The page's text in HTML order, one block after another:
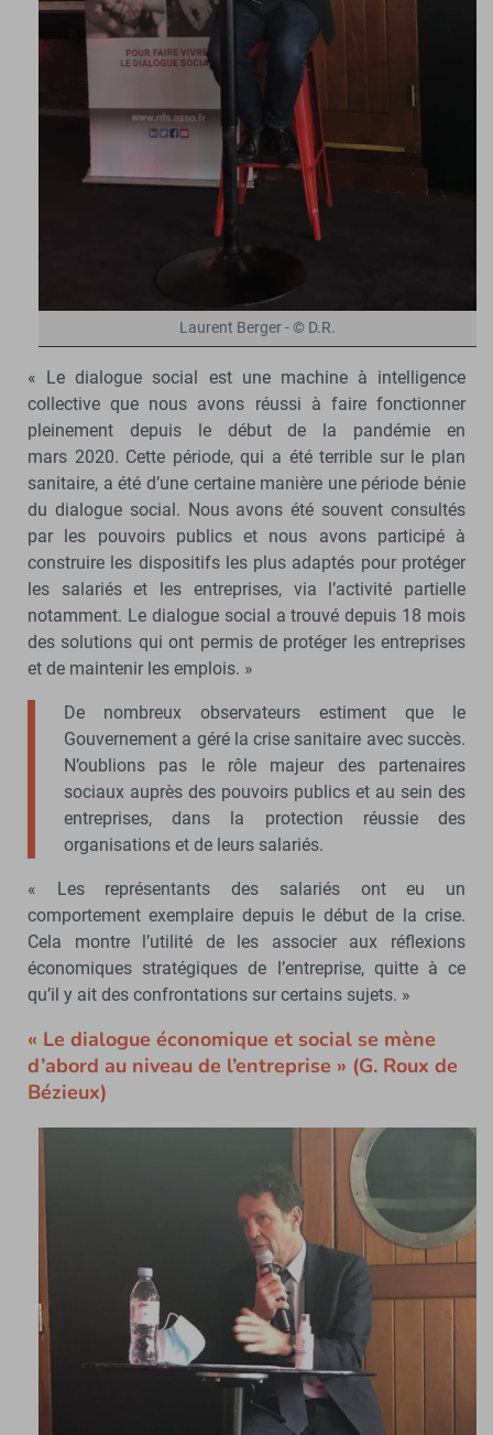
Laurent Berger - © D.R.
« Le dialogue social est une machine à intelligence
collective que nous avons réussi à faire fonctionner
pleinement depuis le début de la pandémie en
mars 2020. Cette période, qui a été terrible sur le plan
sanitaire, a été d’une certaine manière une période bénie
du dialogue social. Nous avons été souvent consultés
par les pouvoirs publics et nous avons participé à
construire les dispositifs les plus adaptés pour protéger
les salariés et les entreprises, via l’activité partielle
notamment. Le dialogue social a trouvé depuis 18 mois
des solutions qui ont permis de protéger les entreprises
et de maintenir les emplois. »
De nombreux observateurs estiment que le
Gouvernement a géré la crise sanitaire avec succès.
N’oublions pas le rôle majeur des partenaires
sociaux auprès des pouvoirs publics et au sein des
entreprises, dans la protection réussie des
organisations et de leurs salariés.
« Les représentants des salariés ont eu un
comportement exemplaire depuis le début de la crise.
Cela montre l’utilité de les associer aux réflexions
économiques stratégiques de l’entreprise, quitte à ce
qu’il y ait des confrontations sur certains sujets. »
« Le dialogue économique et social se mène
d’abord au niveau de l’entreprise » (G. Roux de
Bézieux)